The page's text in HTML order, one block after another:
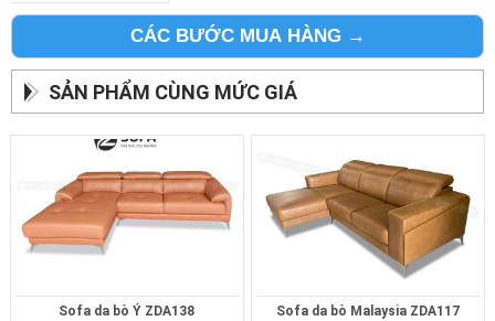
CÁC BƯỚC MUA HÀNG →
SẢN PHẨM CÙNG MỨC GIÁ
Sofa da bò Ý ZDA138 Sofa da bò Malaysia ZDA117